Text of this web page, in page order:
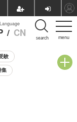
menu
Language
/ CN search
験
集